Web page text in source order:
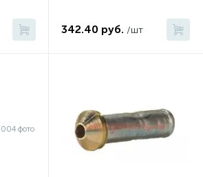
45
342.40 руб. /шт